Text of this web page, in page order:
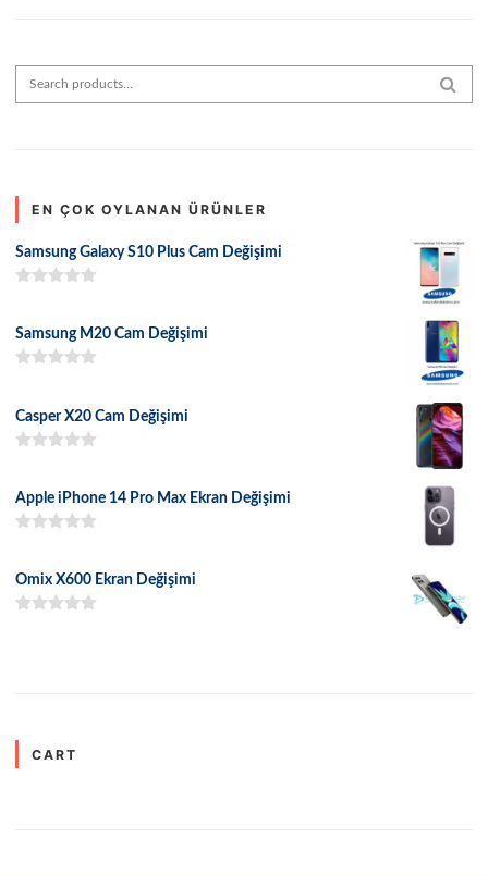
Search for:
EN ÇOK OYLANAN ÜRÜNLER
Samsung Galaxy S10 Plus Cam Değişimi
Samsung M20 Cam Değişimi
Casper X20 Cam Değişimi
Apple iPhone 14 Pro Max Ekran Değişimi
Omix X600 Ekran Değişimi
CART